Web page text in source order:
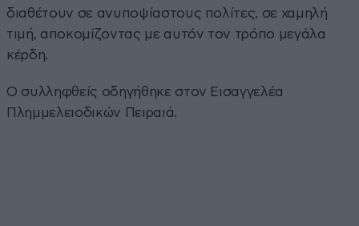
διαθέτουν σε ανυποψίαστους πολίτες, σε χαμηλή
τιμή, αποκομίζοντας με αυτόν τον τρόπο μεγάλα
κέρδη.
Ο συλληφθείς οδηγήθηκε στον Εισαγγελέα
Πλημμελειοδικών Πειραιά.